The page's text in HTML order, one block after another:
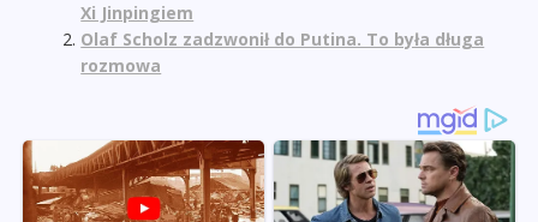
Xi Jinpingiem
Olaf Scholz zadzwonił do Putina. To była długa
rozmowa